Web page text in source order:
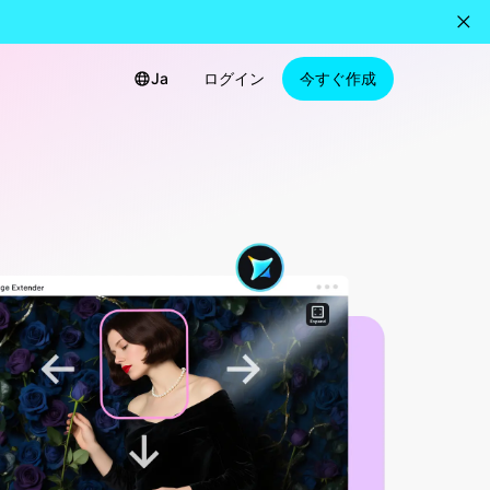
Ja ログイン 今すぐ作成